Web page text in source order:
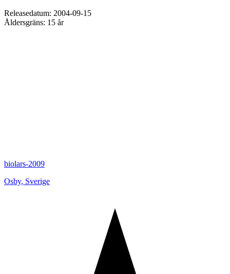
Releasedatum: 2004-09-15
Åldersgräns: 15 år
biolars-2009
Osby, Sverige